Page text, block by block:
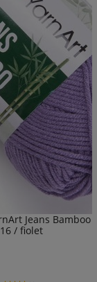
Jeans Bamboo
/ fiolet